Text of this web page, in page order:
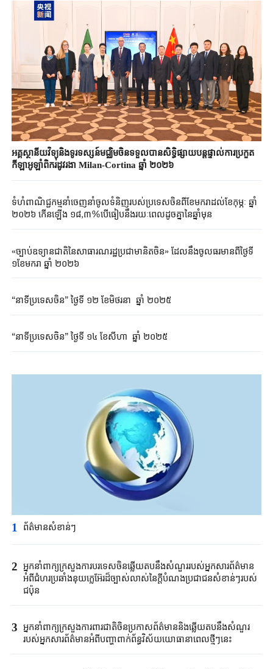
អគ្គស្ថានីយវិទ្យុនិងទូរទស្សន៍មជ្ឈិមចិនទទួលបានសិទ្ធិផ្សាយបន្តផ្ទាល់ការប្រកួត
ទំហំពាណិជ្ជកម្មនាំចេញនាំចូលទំនិញរបស់ប្រទេសចិនពីខែមករាដល់ខែកុម្ភៈ ឆ្នាំ
«ច្បាប់ឧទ្យានជាតិនៃសាធារណរដ្ឋប្រជាមានិតចិន» ដែលនឹងចូលធរមានពីថ្ងៃទី
១ខែមករា ឆ្នាំ ២០២៦
“នាទីប្រទេសចិន” ថ្ងៃទី ១២ ខែមិថរនា ឆ្នាំ ២០២៥
“នាទីប្រទេសចិន” ថ្ងៃទី ១៤ ខែសីហា​​ ឆ្នាំ ២០២៥
1 ព័ត៌មានសំខាន់ៗ​
2 អ្នកនាំពាក្យ​ក្រសួង​ការបរទេសចិន​ឆ្លើយតបនឹង​សំណួរ​របស់​អ្នកសារព័ត៌មាន​
អំពី​ជំហរ​ប្រ​ឆាំង​នុយក្លេអ៊ែរ​ដ៏ច្បាស់លាស់នៃ​ក្តី​បំណងប្រជាជន​សំខាន់ៗ​របស់
ជប៉ុន​
3 អ្នកនាំពាក្យក្រសួងការពារជាតិចិនប្រកាសព័ត៌មាននិងឆ្លើយតបនឹងសំណួរ
របស់អ្នកសារព័ត៌មានអំពីបញ្ហាពាក់ព័ន្ធវិស័យយោធានាពេលថ្មីៗនេះ